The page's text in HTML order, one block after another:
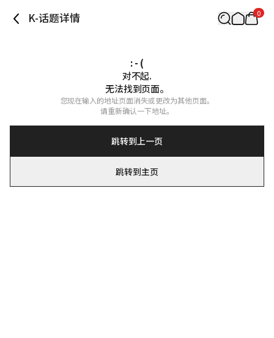
K-话题详情 0
: - (
对不起.
无法找到页面。
您现在输入的地址页面消失或更改为其他页面。
请重新确认一下地址。
跳转到上一页
跳转到主页